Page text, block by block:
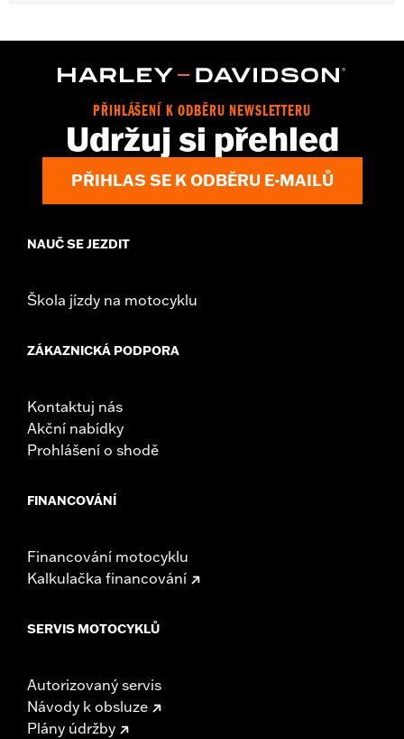
Cover P/N 25700385 or 25700438).
Derby cover only
WARRANTY:,,,,,,,,,,,,,,,,,,,,,,,,,,,,,,,,,,,,,,,,,,,,,,,,,,,,,,,,,,,,,,,,,,
Removing and installing engine covers may require
purchase of new gaskets. See dealer for information.
PŘIHLÁŠENÍ K ODBĚRU NEWSLETTERU
Udržuj si přehled
PŘIHLAS SE K ODBĚRU E-MAILŮ
NAUČ SE JEZDIT
Škola jízdy na motocyklu
ZÁKAZNICKÁ PODPORA
Kontaktuj nás
Akční nabídky
Prohlášení o shodě
FINANCOVÁNÍ
Financování motocyklu
Kalkulačka financování
SERVIS MOTOCYKLŮ
Autorizovaný servis
Návody k obsluze
Plány údržby